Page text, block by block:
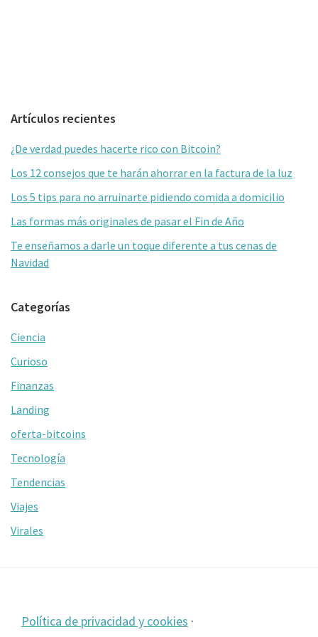
Barra
lateral
primaria
Artículos recientes
¿De verdad puedes hacerte rico con Bitcoin?
Los 12 consejos que te harán ahorrar en la factura de la luz
Los 5 tips para no arruinarte pidiendo comida a domicilio
Las formas más originales de pasar el Fin de Año
Te enseñamos a darle un toque diferente a tus cenas de
Navidad
Categorías
Ciencia
Curioso
Finanzas
Landing
oferta-bitcoins
Tecnología
Tendencias
Viajes
Virales
Footer
Política de privacidad y cookies ·